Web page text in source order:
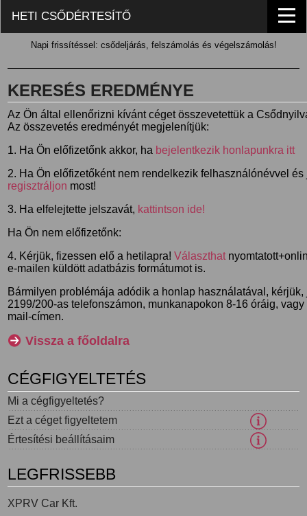
HETI CSŐDÉRTESÍTŐ
Napi frissítéssel: csődeljárás, felszámolás és végelszámolás!
KERESÉS EREDMÉNYE
Az Ön által ellenőrizni kívánt céget összevetettük a
Az összevetés eredményét megjelenítjük:
1. Ha Ön előfizetőnk akkor, ha bejelentkezik honlapunkra itt
2. Ha Ön előfizetőként nem rendelkezik felhasználónévvel
regisztráljon most!
3. Ha elfelejtette jelszavát, kattintson ide!
Ha Ön nem előfizetőnk:
4. Kérjük, fizessen elő a hetilapra!Választhat
e-mailen küldött adatbázis formátumot is.
Bármilyen problémája adódik a honlap használatával,
2199/200-as telefonszámon, munkanapokon 8-16 óráig,
mail-címen.
Vissza a főoldalra
CÉGFIGYELTETÉS
Mi a cégfigyeltetés?
Ezt a céget figyeltetem
Értesítési beállításaim
LEGFRISSEBB
XPRV Car Kft.